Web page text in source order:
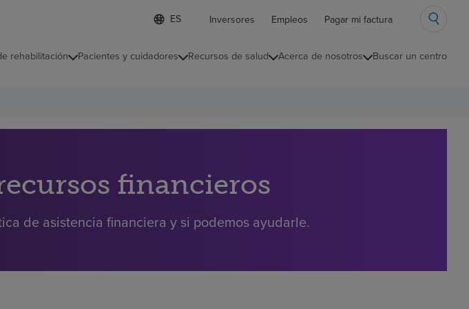
Lista
de
contraída
d
o
e
o
n
d
Inversores Empleos Pagar mi factura
rehabilitación Pacientes y cuidadores Recursos de salud Acerca de nosotros Buscar un centro
financieros
de asistencia financiera y si podemos ayudarle.